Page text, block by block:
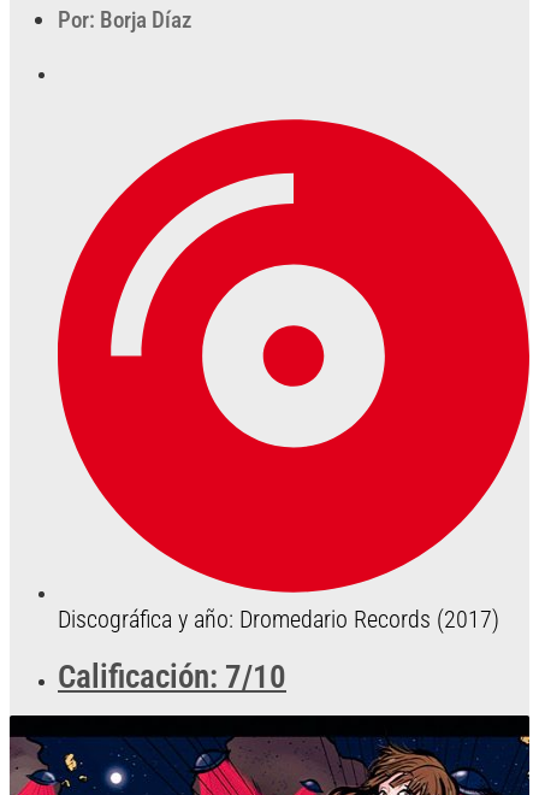
Por: Borja Díaz
Discográfica y año: Dromedario Records (2017)
Calificación: 7/10